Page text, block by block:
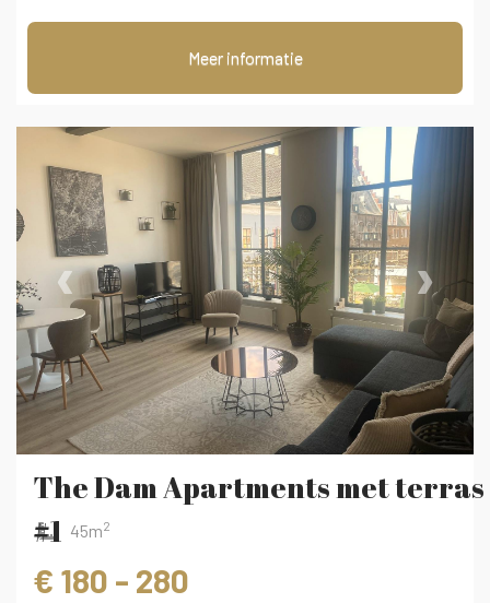
Meer informatie
‹ ›
The Dam Apartments met terras
#1 45m2
€ 180 - 280